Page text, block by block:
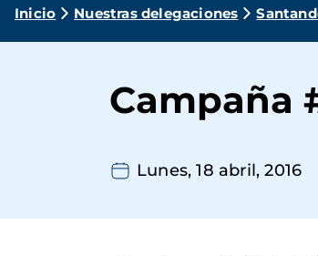
Ruta
navegación
Inicio Nuestras delegaciones
Campaña
Lunes, 18 abril, 2016